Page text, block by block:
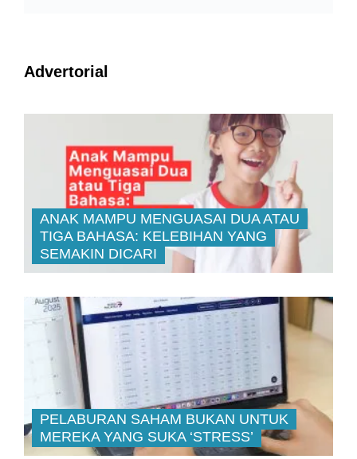
Advertorial
ANAK MAMPU MENGUASAI DUA ATAU
TIGA BAHASA: KELEBIHAN YANG
SEMAKIN DICARI
PELABURAN SAHAM BUKAN UNTUK
MEREKA YANG SUKA ‘STRESS’